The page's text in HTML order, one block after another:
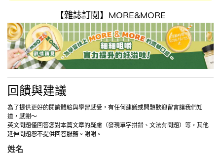
【雜誌訂閱】MORE&MORE
回饋與建議
為了提供更好的閱讀體驗與學習感受，有任何建議或問題歡迎留言讓我們知
道，感謝～
英文問題僅回答您對本篇文章的疑慮（發現單字拼錯、文法有問題）等，其他
延伸問題恕不提供回答服務。謝謝。
姓名